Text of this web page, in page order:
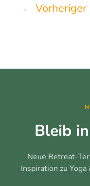
←
Bleib
Neue Retreat-
Inspiration zu